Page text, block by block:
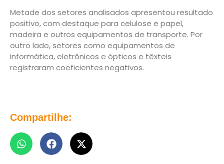
Metade dos setores analisados apresentou resultado
positivo, com destaque para celulose e papel,
madeira e outros equipamentos de transporte. Por
outro lado, setores como equipamentos de
informática, eletrônicos e ópticos e têxteis
registraram coeficientes negativos.
Compartilhe: